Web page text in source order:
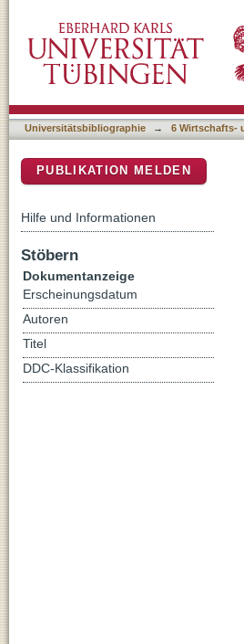
Universitätsbibliographie → 6 Wirtschafts-
PUBLIKATION MELDEN
Hilfe und Informationen
Stöbern
Dokumentanzeige
Erscheinungsdatum
Autoren
Titel
DDC-Klassifikation